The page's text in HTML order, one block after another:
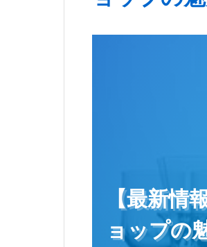
【最新
ョップの